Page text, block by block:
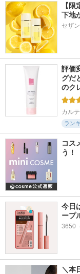
【
下地
セザ
評価
グだ
のク
カル
ラン
コス
う！
今日
ープ
3650
＼本